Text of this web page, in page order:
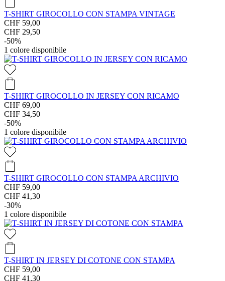
T-SHIRT GIROCOLLO CON STAMPA VINTAGE
CHF 59,00
CHF 29,50
-50%
1 colore disponibile
T-SHIRT GIROCOLLO IN JERSEY CON RICAMO
CHF 69,00
CHF 34,50
-50%
1 colore disponibile
T-SHIRT GIROCOLLO CON STAMPA ARCHIVIO
CHF 59,00
CHF 41,30
-30%
1 colore disponibile
T-SHIRT IN JERSEY DI COTONE CON STAMPA
CHF 59,00
CHF 41,30